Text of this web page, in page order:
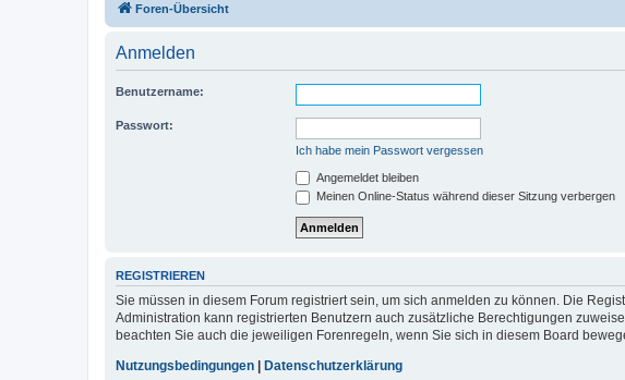
Foren-Übersicht
Anmelden
Benutzername:
Passwort:
Ich habe mein Passwort vergessen
Angemeldet bleiben
Meinen Online-Status während dieser Sitzung verbergen
REGISTRIEREN
Sie müssen in diesem Forum registriert sein, um sich anmelden zu können. Die
Administration kann registrierten Benutzern auch zusätzliche Berechtigungen
beachten Sie auch die jeweiligen Forenregeln, wenn Sie sich in diesem Board
Nutzungsbedingungen
Datenschutzerklärung